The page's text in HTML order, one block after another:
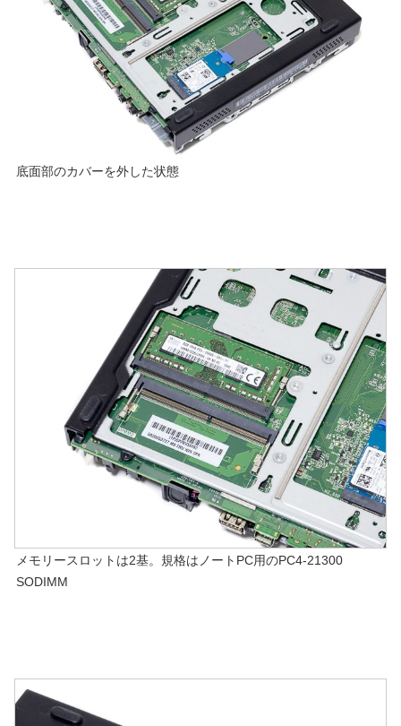
底面部のカバーを外した状態
メモリースロットは2基。規格はノートPC用のPC4-21300
SODIMM